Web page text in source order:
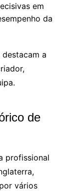
em
da
a
de
profissional
vários